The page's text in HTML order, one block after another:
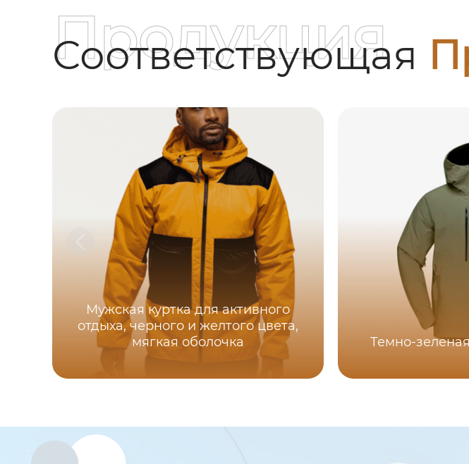
Соответствующая
Продукция
Мужская куртка для активного
отдыха, черного и желтого цвета,
мягкая оболочка
Темно-